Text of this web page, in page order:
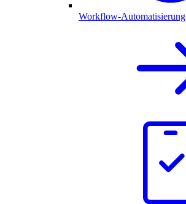
Workflow-Automatisierung